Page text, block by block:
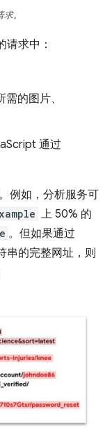
。
请求中：
的图片、
通过
例如，分析服务可
上 50% 的
。但如果通过
串的完整网址，则